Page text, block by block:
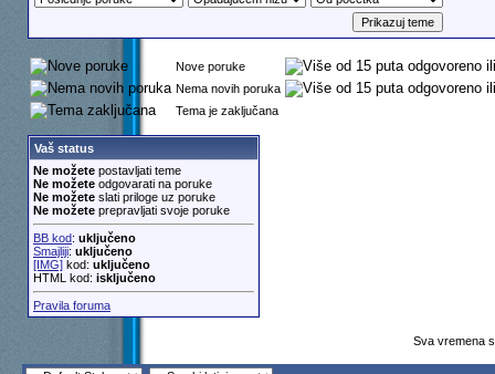
Nove poruke
Nema novih poruka
Tema je zaključana
Vaš status
Ne možetepostavljati teme
Ne možeteodgovarati na poruke
Ne možeteslati priloge uz poruke
Ne možeteprepravljati svoje poruke
BB kod: uključeno
Smajliji: uključeno
[IMG]kod: uključeno
HTML kod: isključeno
Pravila foruma
Sva vremena